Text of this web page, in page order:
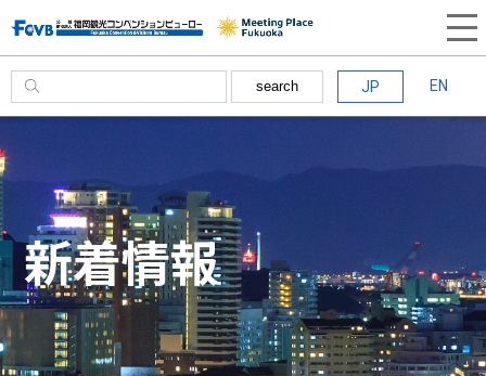
search JP EN
新着情報